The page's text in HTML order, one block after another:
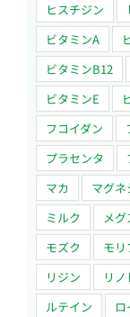
ヒスチジン
ビタミンA
ビタミンB12
ビタミンE
フコイダン
プラセンタ
マカ
マグネ
ミルク
メグ
モズク
モリ
リジン
リ
ルテイン
ロ